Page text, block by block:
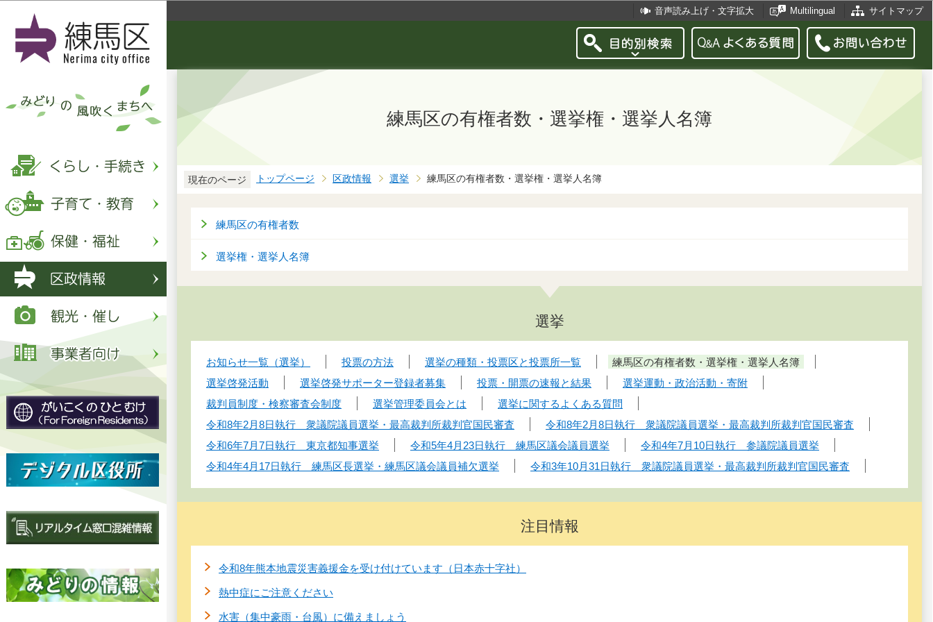
音声読み上げ・文字拡大 Multilingual サイトマップ
練馬区の有権者数・選挙権・選挙人名簿
現在のページ トップページ 区政情報 選挙 練馬区の有権者数・選挙権・選挙人名簿
練馬区の有権者数
選挙権・選挙人名簿
選挙
お知らせ一覧（選挙） 投票の方法 選挙の種類・投票区と投票所一覧
練馬区の有権者数・選挙権・選挙人名簿
選挙啓発活動
選挙啓発サポーター登録者募集 投票・開票の速報と結果
選挙運動・政治活動・寄附
裁判員制度・検察審査会制度
選挙管理委員会とは
選挙に関するよくある質問
令和8年2月8日執行 衆議院議員選挙・最高裁判所裁判官国民審査
令和8年2月8日執行 衆議院議員選挙・最高裁判所裁判官国民審査
令和6年7月7日執行 東京都知事選挙
令和5年4月23日執行 練馬区議会議員選挙
令和4年7月10日執行 参議院議員選挙
令和4年4月17日執行 練馬区長選挙・練馬区議会議員補欠選挙
令和3年10月31日執行 衆議院議員選挙・最高裁判所裁判官国民審査
注目情報
令和8年熊本地震災害義援金を受け付けています（日本赤十字社）
熱中症にご注意ください
水害（集中豪雨・台風）に備えましょう